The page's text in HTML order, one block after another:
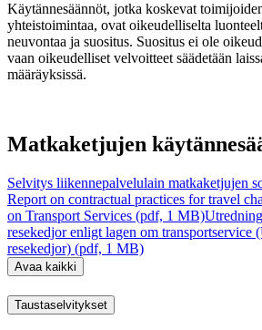
Käytännesäännöt, jotka koskevat
yhteistoimintaa, ovat oikeudelliselta
neuvontaa ja suositus. Suositus ei ole
vaan oikeudelliset velvoitteet säädetään
määräyksissä.
Matkaketjujen
Selvitys liikennepalvelulain matkaketjujen
Report on contractual practices for travel
on Transport Services (pdf, 1 MB)
resekedjor enligt lagen om transportservice
resekedjor) (pdf, 1 MB)
Avaa kaikki
Taustaselvitykset